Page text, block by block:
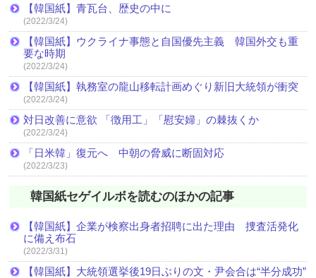
【韓国紙】青瓦台、歴史の中に
(2022/3/24)
【韓国紙】ウクライナ事態と自国優先主義 韓国外交も重
要な時期
(2022/3/24)
【韓国紙】執務室の龍山移転計画めぐり新旧大統領が衝突
(2022/3/24)
対日改善に意欲 「徴用工」「慰安婦」の棘抜くか
(2022/3/24)
「日米韓」復元へ 中朝の脅威に断固対応
(2022/3/23)
韓国紙セゲイルボを読むのほかの記事
【韓国紙】企業が検察出身者招聘に出た理由 捜査活発化
に備え布石
(2022/3/31)
【韓国紙】大統領選挙後19日ぶりの文・尹会合は“半分成功”